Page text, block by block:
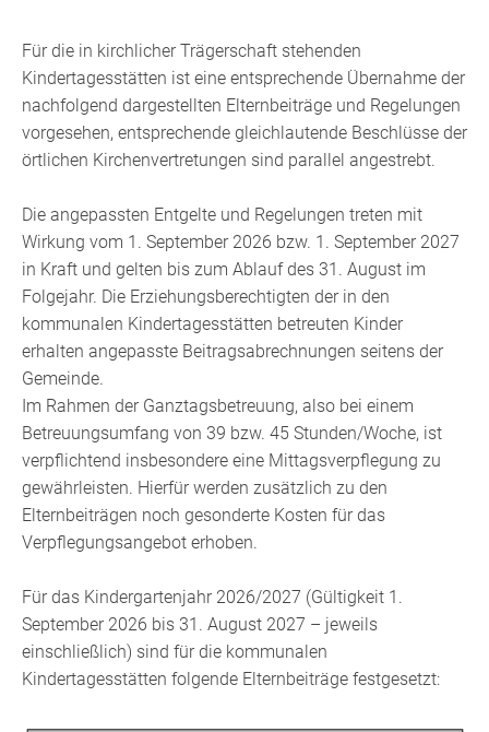
Für die in kirchlicher Trägerschaft stehenden
Kindertagesstätten ist eine entsprechende Übernahme der
nachfolgend dargestellten Elternbeiträge und Regelungen
vorgesehen, entsprechende gleichlautende Beschlüsse der
örtlichen Kirchenvertretungen sind parallel angestrebt.
Die angepassten Entgelte und Regelungen treten mit
Wirkung vom 1. September 2026 bzw. 1. September 2027
in Kraft und gelten bis zum Ablauf des 31. August im
Folgejahr. Die Erziehungsberechtigten der in den
kommunalen Kindertagesstätten betreuten Kinder
erhalten angepasste Beitragsabrechnungen seitens der
Gemeinde.
Im Rahmen der Ganztagsbetreuung, also bei einem
Betreuungsumfang von 39 bzw. 45 Stunden/Woche, ist
verpflichtend insbesondere eine Mittagsverpflegung zu
gewährleisten. Hierfür werden zusätzlich zu den
Elternbeiträgen noch gesonderte Kosten für das
Verpflegungsangebot erhoben.
Für das Kindergartenjahr 2026/2027 (Gültigkeit 1.
September 2026 bis 31. August 2027 – jeweils
einschließlich) sind für die kommunalen
Kindertagesstätten folgende Elternbeiträge festgesetzt: